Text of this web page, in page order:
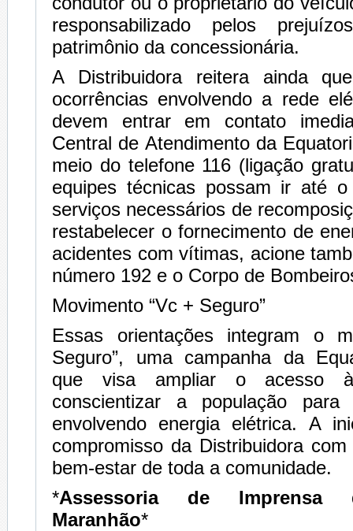
responsabilizado pelos
patrimônio da concessionária.
A Distribuidora reitera ainda
ocorrências envolvendo a rede
devem entrar em contato
Central de Atendimento da
meio do telefone 116 (ligação
equipes técnicas possam ir até
serviços necessários de
restabelecer o fornecimento de
acidentes com vítimas, acione
número 192 e o Corpo de
Movimento “Vc + Seguro”
Essas orientações integram o
Seguro”, uma campanha da
que visa ampliar o acesso
conscientizar a população para
envolvendo energia elétrica. A
compromisso da Distribuidora
bem-estar de toda a comunidade.
*Assessoria de Imprensa
Maranhão*